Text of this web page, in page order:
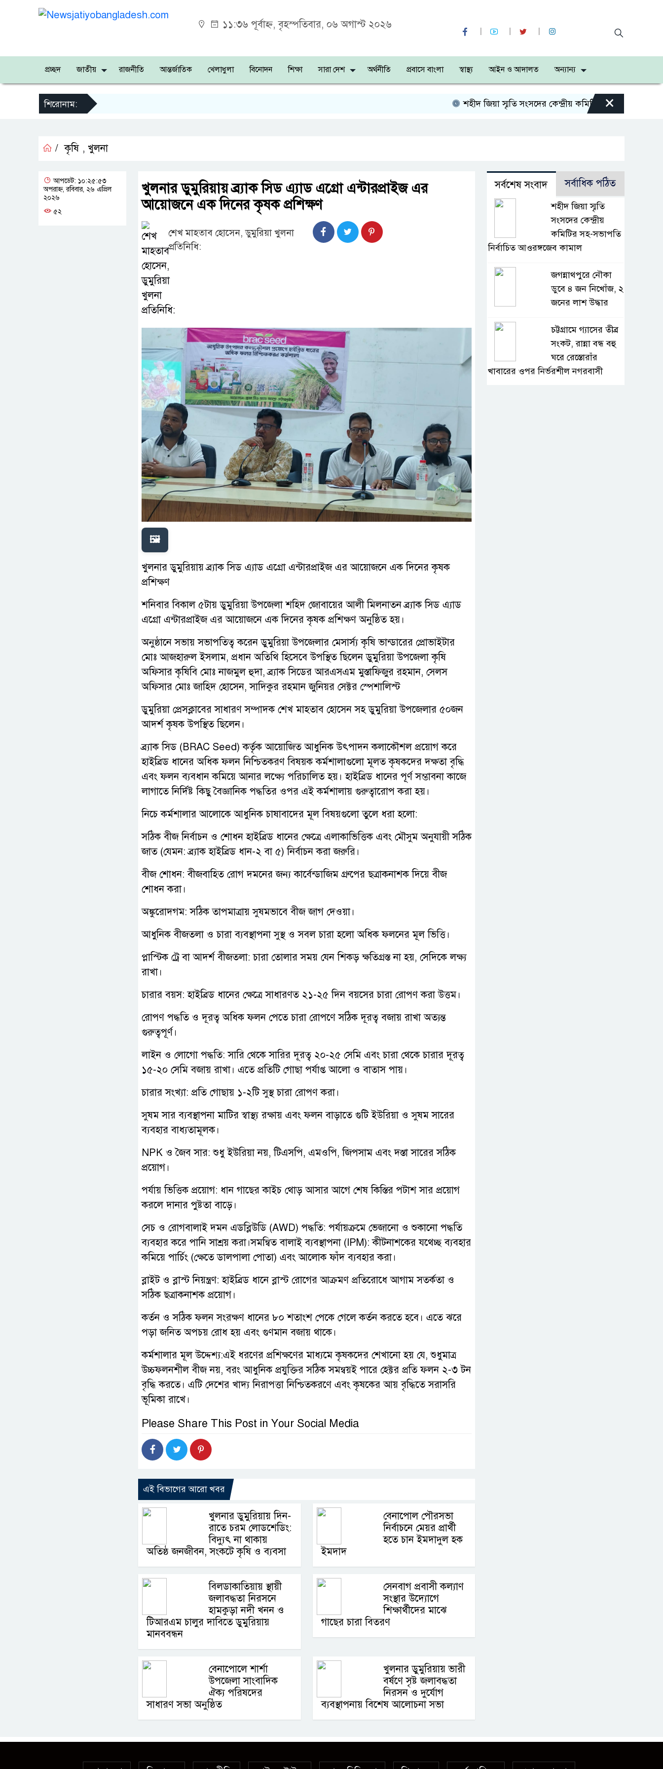
১১:৩৬ পূর্বাহ্ন, বৃহস্পতিবার, ০৬ অগাস্ট ২০২৬
প্রচ্ছদ জাতীয় রাজনীতি আন্তর্জাতিক খেলাধুলা বিনোদন শিক্ষা সারা দেশ অর্থনীতি প্রবাসে বাংলা স্বাস্থ্য আইন ও আদালত অন্যান্য
শিরোনাম: শহীদ জিয়া স্মৃতি সংসদের কেন্দ্রীয় কমিটির সহ-সভাপতি নির্বাচিত
×
/ কৃষি , খুলনা
খুলনার ডুমুরিয়ায় ব্র্যাক সিড এ্যাড এগ্রো এন্টারপ্রাইজ এর
আয়োজনে এক দিনের কৃষক প্রশিক্ষণ
শেখ মাহতাব হোসেন, ডুমুরিয়া খুলনা
প্রতিনিধি:
🖼️
খুলনার ডুমুরিয়ায় ব্র্যাক সিড এ্যাড এগ্রো এন্টারপ্রাইজ এর আয়োজনে এক দিনের কৃষক
প্রশিক্ষণ
শনিবার বিকাল ৫টায় ডুমুরিয়া উপজেলা শহিদ জোবায়ের আলী ‌মিলনাতন ব্র্যাক সিড এ্যাড
এগ্রো এন্টারপ্রাইজ এর আয়োজনে এক দিনের কৃষক প্রশিক্ষণ‌ অনুষ্ঠিত হয়।
অনুষ্ঠানে সভায় সভাপতিত্ব করেন ডুমুরিয়া উপজেলার মেসার্স্য কৃষি ভান্ডারের প্রোভাইটার
মোঃ আজহারুল ইসলাম, প্রধান অতিথি হিসেবে উপস্থিত ছিলেন ডুমুরিয়া উপজেলা কৃষি
অফিসার কৃষিবি মোঃ নাজমুল হুদা, ব্র্যাক সিডের আরএসএম মুস্তাফিজুর রহমান, সেলস
অফিসার মোঃ জাহিদ হোসেন, সাদিকুর রহমান জুনিয়র সেক্টর স্পেশালিস্ট
ডুমুরিয়া প্রেসক্লাবের সাধারণ সম্পাদক শেখ মাহতাব হোসেন সহ ডুমুরিয়া উপজেলার ৫০জন‌
আদর্শ কৃষক উপস্থিত ছিলেন।
ব্র্যাক সিড (BRAC Seed) কর্তৃক আয়োজিত আধুনিক উৎপাদন কলাকৌশল প্রয়োগ করে
হাইব্রিড ধানের অধিক ফলন নিশ্চিতকরণ বিষয়ক কর্মশালাগুলো মূলত কৃষকদের দক্ষতা বৃদ্ধি
এবং ফলন ব্যবধান কমিয়ে আনার লক্ষ্যে পরিচালিত হয়। হাইব্রিড ধানের পূর্ণ সম্ভাবনা কাজে
লাগাতে নির্দিষ্ট কিছু বৈজ্ঞানিক পদ্ধতির ওপর এই কর্মশালায় গুরুত্বারোপ করা হয়।
​নিচে কর্মশালার আলোকে আধুনিক চাষাবাদের মূল বিষয়গুলো তুলে ধরা হলো:
সঠিক বীজ নির্বাচন ও শোধন ​হাইব্রিড ধানের ক্ষেত্রে এলাকাভিত্তিক এবং মৌসুম অনুযায়ী সঠিক
জাত (যেমন: ব্র্যাক হাইব্রিড ধান-২ বা ৫) নির্বাচন করা জরুরি।
বীজ শোধন: বীজবাহিত রোগ দমনের জন্য কার্বেন্ডাজিম গ্রুপের ছত্রাকনাশক দিয়ে বীজ
শোধন করা।
​অঙ্কুরোদগম: সঠিক তাপমাত্রায় সুষমভাবে বীজ জাগ দেওয়া।
আধুনিক বীজতলা ও চারা ব্যবস্থাপনা সুস্থ ও সবল চারা হলো অধিক ফলনের মূল ভিত্তি।
প্লাস্টিক ট্রে বা আদর্শ বীজতলা: চারা তোলার সময় যেন শিকড় ক্ষতিগ্রস্ত না হয়, সেদিকে লক্ষ্য
রাখা।
চারার বয়স: হাইব্রিড ধানের ক্ষেত্রে সাধারণত ২১-২৫ দিন বয়সের চারা রোপণ করা উত্তম।
রোপণ পদ্ধতি ও দূরত্ব ​অধিক ফলন পেতে চারা রোপণে সঠিক দূরত্ব বজায় রাখা অত্যন্ত
গুরুত্বপূর্ণ।
লাইন ও লোগো পদ্ধতি: সারি থেকে সারির দূরত্ব ২০-২৫ সেমি এবং চারা থেকে চারার দূরত্ব
১৫-২০ সেমি বজায় রাখা। এতে প্রতিটি গোছা পর্যাপ্ত আলো ও বাতাস পায়।
​চারার সংখ্যা: প্রতি গোছায় ১-২টি সুস্থ চারা রোপণ করা।
সুষম সার ব্যবস্থাপনা ​মাটির স্বাস্থ্য রক্ষায় এবং ফলন বাড়াতে গুটি ইউরিয়া ও সুষম সারের
ব্যবহার বাধ্যতামূলক।
​NPK ও জৈব সার: শুধু ইউরিয়া নয়, টিএসপি, এমওপি, জিপসাম এবং দস্তা সারের সঠিক
প্রয়োগ।
​পর্যায় ভিত্তিক প্রয়োগ: ধান গাছের কাইচ থোড় আসার আগে শেষ কিস্তির পটাশ সার প্রয়োগ
করলে দানার পুষ্টতা বাড়ে।
সেচ ও রোগবালাই দমন ​এডব্লিউডি (AWD) পদ্ধতি: পর্যায়ক্রমে ভেজানো ও শুকানো পদ্ধতি
ব্যবহার করে পানি সাশ্রয় করা।​সমন্বিত বালাই ব্যবস্থাপনা (IPM): কীটনাশকের যথেচ্ছ ব্যবহার
কমিয়ে পার্চিং (ক্ষেতে ডালপালা পোতা) এবং আলোক ফাঁদ ব্যবহার করা।
​ব্লাইট ও ব্লাস্ট নিয়ন্ত্রণ: হাইব্রিড ধানে ব্লাস্ট রোগের আক্রমণ প্রতিরোধে আগাম সতর্কতা ও
সঠিক ছত্রাকনাশক প্রয়োগ।
কর্তন ও সঠিক ফলন সংরক্ষণ ​ধানের ৮০ শতাংশ পেকে গেলে কর্তন করতে হবে। এতে ঝরে
পড়া জনিত অপচয় রোধ হয় এবং গুণমান বজায় থাকে।
​কর্মশালার মূল উদ্দেশ্য:এই ধরণের প্রশিক্ষণের মাধ্যমে কৃষকদের শেখানো হয় যে, শুধুমাত্র
উচ্চফলনশীল বীজ নয়, বরং আধুনিক প্রযুক্তির সঠিক সমন্বয়ই পারে হেক্টর প্রতি ফলন ২-৩ টন
বৃদ্ধি করতে। এটি দেশের খাদ্য নিরাপত্তা নিশ্চিতকরণে এবং কৃষকের আয় বৃদ্ধিতে সরাসরি
ভূমিকা রাখে।
Please Share This Post in Your Social Media
এই বিভাগের আরো খবর
খুলনার ডুমুরিয়ায় দিন-
রাতে চরম লোডশেডিং:
বিদ্যুৎ না থাকায়
অতিষ্ঠ জনজীবন, সংকটে কৃষি ও ব্যবসা
বেনাপোল পৌরসভা
নির্বাচনে মেয়র প্রার্থী
হতে চান ইমদাদুল হক
ইমদাদ
বিলডাকাতিয়ায় স্থায়ী
জলাবদ্ধতা নিরসনে
হামকুড়া নদী খনন ও
টিআরএম চালুর দাবিতে ডুমুরিয়ায়
মানববন্ধন
সেনবাগ প্রবাসী কল্যাণ
সংস্থার উদ্যোগে
শিক্ষার্থীদের মাঝে
গাছের চারা বিতরণ
বেনাপোলে শার্শা
উপজেলা সাংবাদিক
ঐক্য পরিষদের
সাধারণ সভা অনুষ্ঠিত
খুলনার ডুমুরিয়ায় ভারী
বর্ষণে সৃষ্ট জলাবদ্ধতা
নিরসন ও দুর্যোগ
ব্যবস্থাপনায় বিশেষ আলোচনা সভা
আপডেট: ১০:২৫:৫৩
অপরাহ্ন, রবিবার, ২৬ এপ্রিল
২০২৬
৫২
সর্বশেষ সংবাদ সর্বাধিক পঠিত
শহীদ জিয়া স্মৃতি
সংসদের কেন্দ্রীয়
কমিটির সহ-সভাপতি
নির্বাচিত আওরঙ্গজেব কামাল
জগন্নাথপুরে নৌকা
ডুবে ৪ জন নিখোঁজ, ২
জনের লাশ উদ্ধার
চট্টগ্রামে গ্যাসের তীব্র
সংকট, রান্না বন্ধ বহু
ঘরে রেস্তোরাঁর
খাবারের ওপর নির্ভরশীল নগরবাসী